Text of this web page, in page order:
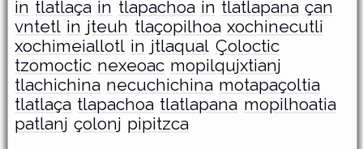
in tlatlaça in tlapachoa in tlatlapana çan
vntetl in jteuh tlaçopilhoa xochinecutli
xochimeiallotl in jtlaqual Çoloctic
tzomoctic nexeoac mopilqujxtianj
tlachichina necuchichina motapaçoltia
tlatlaça tlapachoa tlatlapana mopilhoatia
patlanj çolonj pipitzca